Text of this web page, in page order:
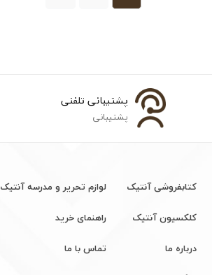
پشتیبانی تلفنی
پشتیبانی
کتابفروشی آنتیک
لوازم تحریر و مدرسه آنتیک
کلکسیون آنتیک
راهنمای خرید
درباره ما
تماس با ما